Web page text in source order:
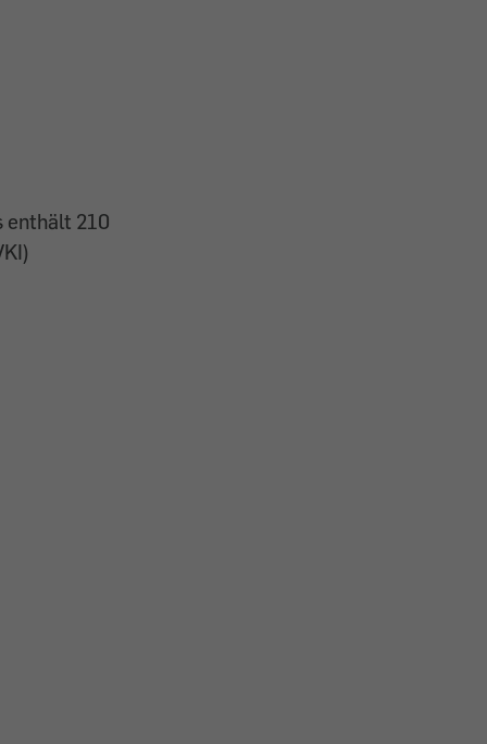
enthält 210